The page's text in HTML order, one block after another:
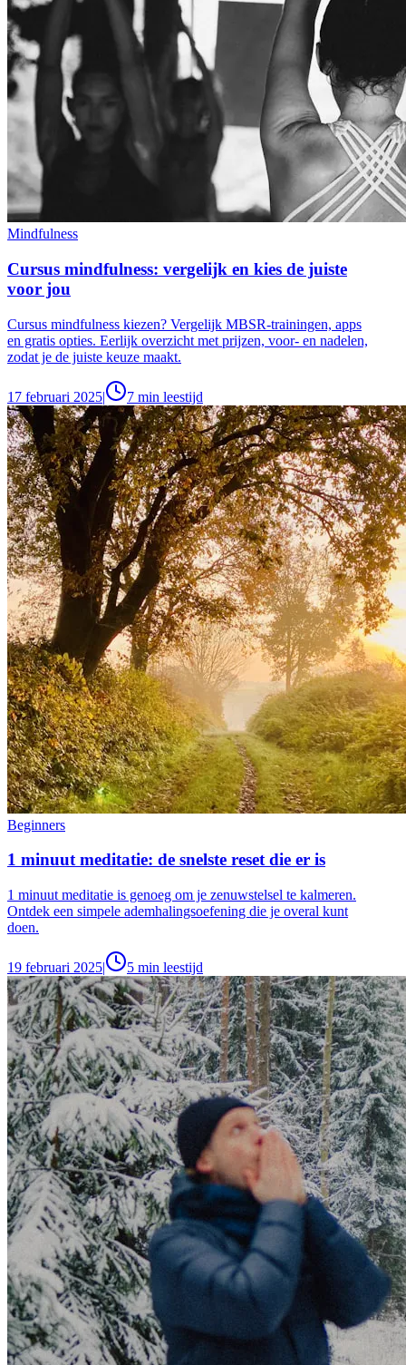
Mindfulness
Cursus mindfulness: vergelijk en kies de juiste
voor jou
Cursus mindfulness kiezen? Vergelijk MBSR-trainingen, apps
en gratis opties. Eerlijk overzicht met prijzen, voor- en nadelen,
zodat je de juiste keuze maakt.
17 februari 2025| 7 min leestijd
Beginners
1 minuut meditatie: de snelste reset die er is
1 minuut meditatie is genoeg om je zenuwstelsel te kalmeren.
Ontdek een simpele ademhalingsoefening die je overal kunt
doen.
19 februari 2025| 5 min leestijd